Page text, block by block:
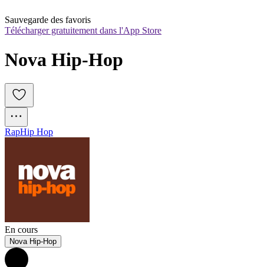
Sauvegarde des favoris
Télécharger gratuitement dans l'App Store
Nova Hip-Hop
RapHip Hop
En cours
Nova Hip-Hop